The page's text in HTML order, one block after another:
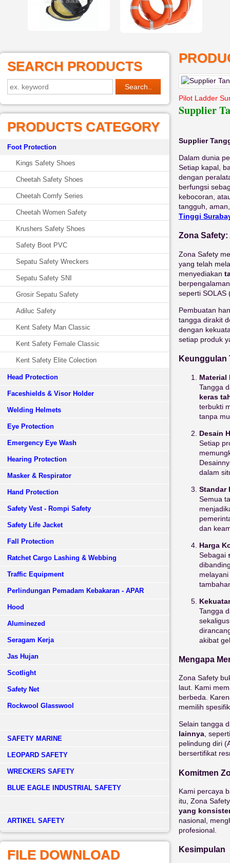
SEARCH PRODUCTS
PRODUCTS CATEGORY
Foot Protection
Kings Safety Shoes
Cheetah Safety Shoes
Cheetah Comfy Series
Cheetah Women Safety
Krushers Safety Shoes
Safety Boot PVC
Sepatu Safety Wreckers
Sepatu Safety SNI
Grosir Sepatu Safety
Adiluc Safety
Kent Safety Man Classic
Kent Safety Female Classic
Kent Safety Elite Colection
Head Protection
Faceshields & Visor Holder
Welding Helmets
Eye Protection
Emergency Eye Wash
Hearing Protection
Masker & Respirator
Hand Protection
Safety Vest - Rompi Safety
Safety Life Jacket
Fall Protection
Ratchet Cargo Lashing & Webbing
Traffic Equipment
Perlindungan Pemadam Kebakaran - APAR
Hood
Aluminezed
Seragam Kerja
Jas Hujan
Scotlight
Safety Net
Rockwool Glasswool
SAFETY MARINE
LEOPARD SAFETY
WRECKERS SAFETY
BLUE EAGLE INDUSTRIAL SAFETY
­ARTIKEL SAFETY
FILE DOWNLOAD
Pilot Ladder
Supplier
Supplier
Dalam dunia
Setiap kapal,
dengan
berfungsi
kebocoran,
tangguh,
Tinggi
Zona
Zona Safety
yang telah
menyediakan
seperti SOLAS
Pembuatan
tangga dirakit
dengan
setiap produk
Keunggulan
Material
Tangga
keras
terbukti
tanpa
Desain
Setiap
dalam
Standar
Semua
dan
Harga
Sebagai
melayani
Tangga
akibat
Mengapa
Zona Safety
laut. Kami
berbeda.
memilih
Selain tangga
lainnya,
pelindung diri
bersertifikat
Komitmen
Kami percaya
itu, Zona
yang
nasional,
profesional.
Kesimpulan